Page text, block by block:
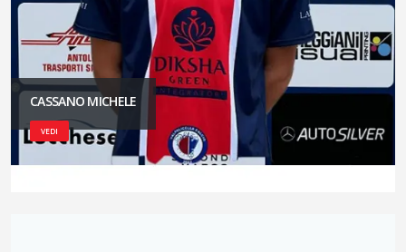
CASSANO MICHELE
VEDI